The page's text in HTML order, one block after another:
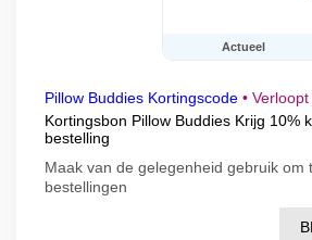
Actueel
Pillow Buddies Kortingscode •
Kortingsbon Pillow Buddies Krijg 10%
bestelling
Maak van de gelegenheid gebruik om
bestellingen